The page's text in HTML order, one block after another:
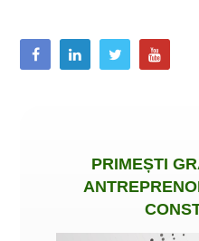
PRIMEȘTI